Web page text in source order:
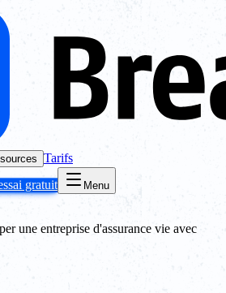
Tarifs
gratuit Menu
une entreprise d'assurance vie avec